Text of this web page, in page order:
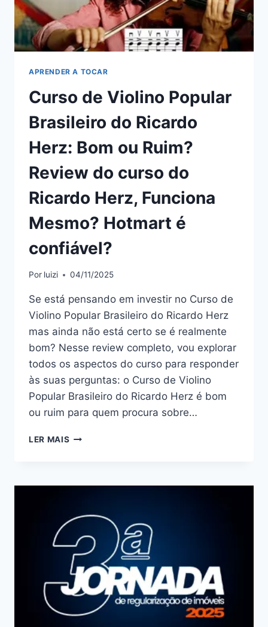
CURSO
DA
CAMILA
MERCALI,
MESMO?
É
CONFIÁVEL?
APRENDER A TOCAR
Curso de Violino Popular
Brasileiro do Ricardo
Herz: Bom ou Ruim?
Review do curso do
Ricardo Herz, Funciona
Mesmo? Hotmart é
confiável?
Por luizi 04/11/2025
Se está pensando em investir no Curso de
Violino Popular Brasileiro do Ricardo Herz
mas ainda não está certo se é realmente
bom? Nesse review completo, vou explorar
todos os aspectos do curso para responder
às suas perguntas: o Curso de Violino
Popular Brasileiro do Ricardo Herz é bom
ou ruim para quem procura sobre…
LER MAIS CURSO
BRASILEIRO
RICARDO
HERZ:
BOM
OU
RUIM?
REVIEW
DO
DO